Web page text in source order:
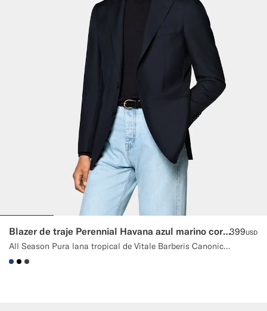
Blazer de traje Perennial Havana azul marino corte Tailored
All Season Pura lana tropical de Vitale Barberis Canonico, Italia
399USD
#1C3D7A
#000000
#3d4043